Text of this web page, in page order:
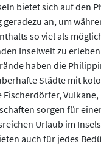
bietet sich auf den
geradezu an, um
so viel als
Inselwelt zu
haben die
Städte mit
Vulkane,
sorgen für
Urlaub im
auch für jedes